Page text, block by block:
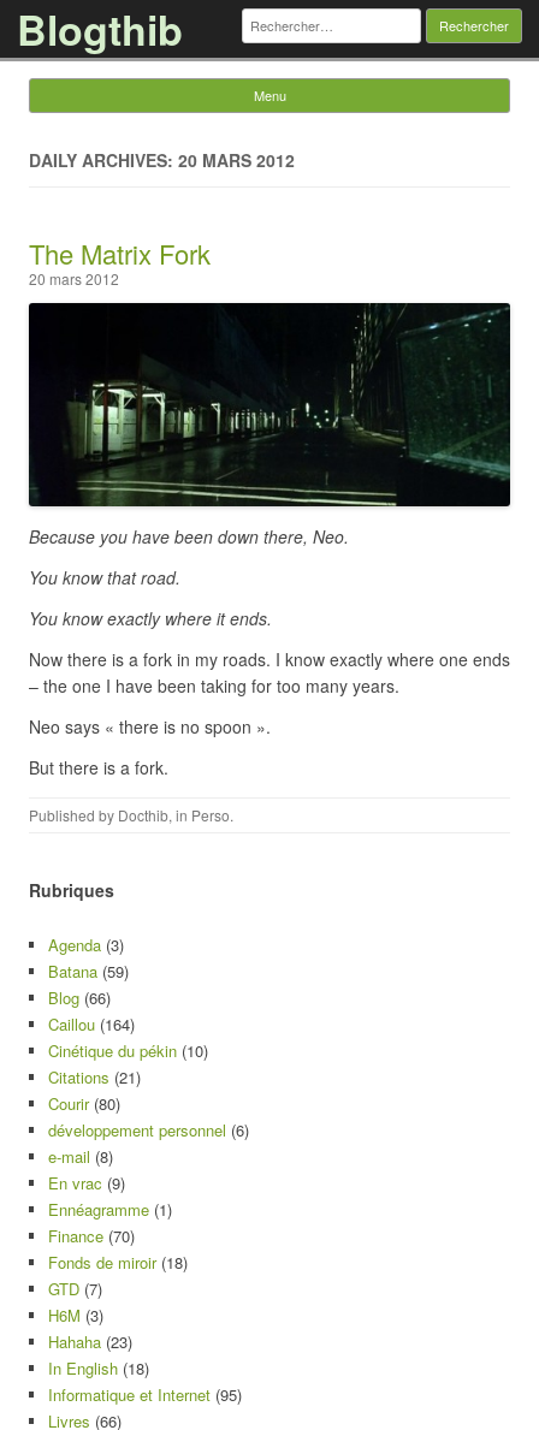
Blogthib Rechercher :
Menu
DAILY ARCHIVES: 20 MARS 2012
The Matrix Fork
20 mars 2012
Because you have been down there, Neo.
You know that road.
You know exactly where it ends.
Now there is a fork in my roads. I know exactly where one ends
– the one I have been taking for too many years.
Neo says « there is no spoon ».
But there is a fork.
Published by Docthib, in Perso.
Rubriques
Agenda (3)
Batana (59)
Blog (66)
Caillou (164)
Cinétique du pékin (10)
Citations (21)
Courir(80)
développement personnel (6)
e-mail (8)
En vrac (9)
Ennéagramme (1)
Finance (70)
Fonds de miroir(18)
GTD (7)
H6M (3)
Hahaha (23)
In English (18)
Informatique et Internet (95)
Livres (66)